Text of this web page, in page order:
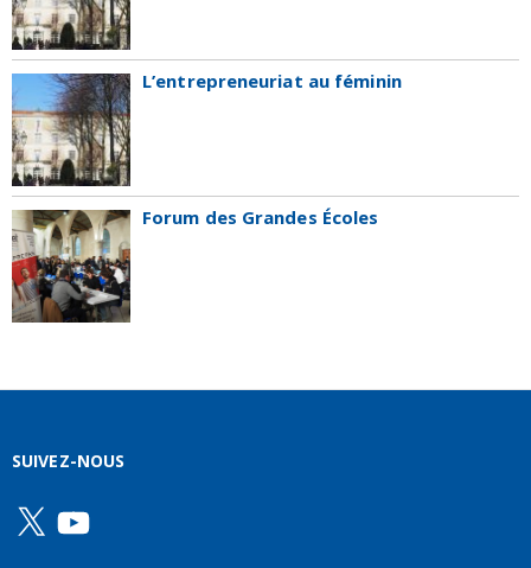
L’entrepreneuriat au féminin
Forum des Grandes Écoles
SUIVEZ-NOUS
X YouTube